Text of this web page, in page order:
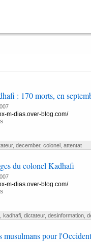
: 170 morts, en
m-dias.over-blog.com/
, december, colonel, attentat
du colonel Kadhafi
m-dias.over-blog.com/
kadhafi, dictateur, desinformation,
musulmans pour l'Occident